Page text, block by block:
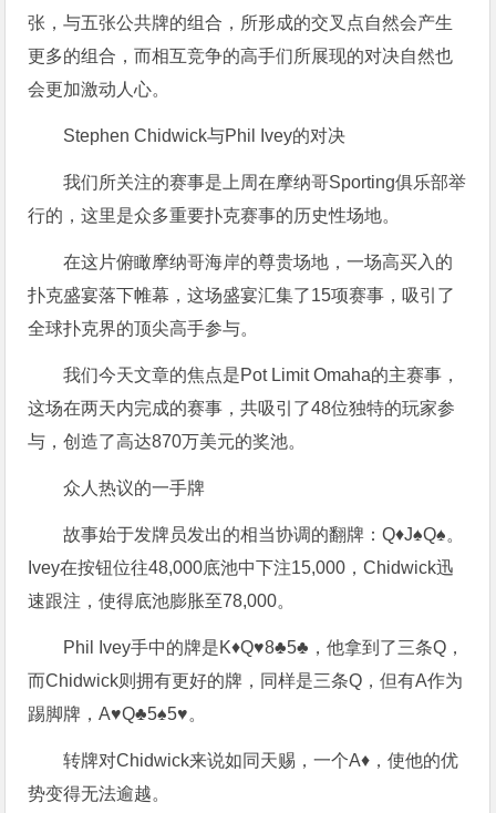
张，与五张公共牌的组合，所形成的交叉点自然会产生
更多的组合，而相互竞争的高手们所展现的对决自然也
会更加激动人心。
Stephen Chidwick与Phil Ivey的对决
我们所关注的赛事是上周在摩纳哥Sporting俱乐部举
行的，这里是众多重要扑克赛事的历史性场地。
在这片俯瞰摩纳哥海岸的尊贵场地，一场高买入的
扑克盛宴落下帷幕，这场盛宴汇集了15项赛事，吸引了
全球扑克界的顶尖高手参与。
我们今天文章的焦点是Pot Limit Omaha的主赛事，
这场在两天内完成的赛事，共吸引了48位独特的玩家参
与，创造了高达870万美元的奖池。
众人热议的一手牌
故事始于发牌员发出的相当协调的翻牌：Q♦J♠Q♠。
Ivey在按钮位往48,000底池中下注15,000，Chidwick迅
速跟注，使得底池膨胀至78,000。
Phil Ivey手中的牌是K♦Q♥8♣5♣，他拿到了三条Q，
而Chidwick则拥有更好的牌，同样是三条Q，但有A作为
踢脚牌，A♥Q♣5♠5♥。
转牌对Chidwick来说如同天赐，一个A♦，使他的优
势变得无法逾越。